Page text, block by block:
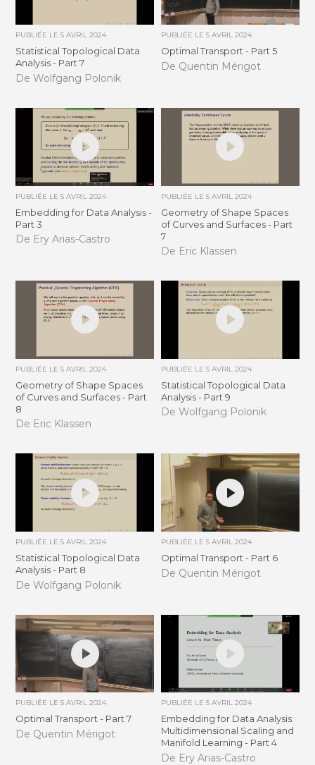
PUBLIÉE LE5 AVRIL 2024
Statistical Topological Data
Analysis - Part 7
De Wolfgang Polonik
PUBLIÉE LE 5 AVRIL 2024
Optimal Transport - Part 5
De Quentin Mérigot
PUBLIÉE LE5 AVRIL 2024
Embedding for Data Analysis -
Part 3
De Ery Arias-Castro
PUBLIÉE LE 5 AVRIL 2024
Geometry of Shape Spaces
of Curves and Surfaces - Part
7
De Eric Klassen
PUBLIÉE LE5 AVRIL 2024
Geometry of Shape Spaces
of Curves and Surfaces - Part
8
De Eric Klassen
PUBLIÉE LE 5 AVRIL 2024
Statistical Topological Data
Analysis - Part 9
De Wolfgang Polonik
PUBLIÉE LE5 AVRIL 2024
Statistical Topological Data
Analysis - Part 8
De Wolfgang Polonik
PUBLIÉE LE 5 AVRIL 2024
Optimal Transport - Part 6
De Quentin Mérigot
PUBLIÉE LE5 AVRIL 2024
Optimal Transport - Part 7
De Quentin Mérigot
PUBLIÉE LE 5 AVRIL 2024
Embedding for Data Analysis:
Multidimensional Scaling and
Manifold Learning - Part 4
De Ery Arias-Castro